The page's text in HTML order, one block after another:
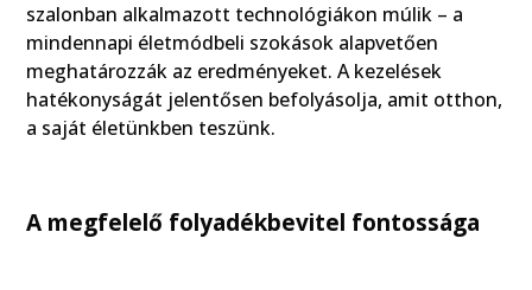
szalonban alkalmazott technológiákon múlik – a
mindennapi életmódbeli szokások alapvetően
meghatározzák az eredményeket. A kezelések
hatékonyságát jelentősen befolyásolja, amit otthon,
a saját életünkben teszünk.
A megfelelő folyadékbevitel fontossága